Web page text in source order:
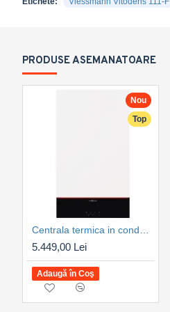
PRODUSE ASEMANATOARE
Nou
Top
5.449,00 Lei
Adaugă în Coş